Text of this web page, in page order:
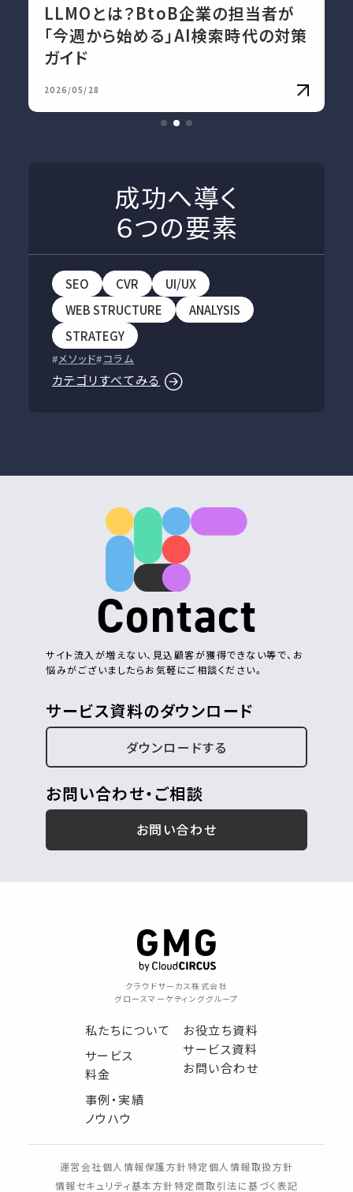
LLMOとは？BtoB企業の担当者が
「今週から始める」AI検索時代の対策
ガイド
2026/05/28
成功へ導く
６つの要素
SEO CVR
UI/UX
WEB STRUCTURE
ANALYSIS
STRATEGY
メソッド コラム
カテゴリすべてみる
Contact
サイト流入が増えない、見込顧客が獲得できない等で、お
悩みがございましたらお気軽にご相談ください。
サービス資料のダウンロード
ダウンロードする
お問い合わせ・ご相談
お問い合わせ
クラウドサーカス株式会社
グロースマーケティンググループ
私たちについて
サービス
料金
事例・実績
ノウハウ
お役立ち資料
サービス資料
お問い合わせ
運営会社個人情報保護方針特定個人情報取扱方針
情報セキュリティ基本方針特定商取引法に基づく表記